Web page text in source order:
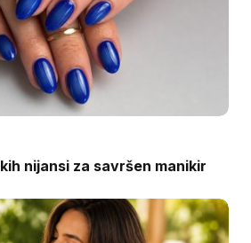
nijansi za savršen manikir